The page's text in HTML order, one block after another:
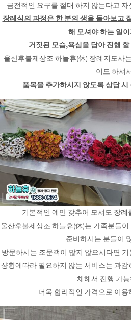
금전적인 요구를 절대 하지 않는다고
장레식의 과정은 한 분의 생을 돌아보고
해 모셔야 하는 일이
거짓된 모습,욕심을 담아 진행
울산후불제상조 하늘휴(休) 장례지도사
이드 하셔
품목을 추가하시지 않도록 상담
기본적인 예만 갖추어 모셔도 장례
울산후불제상조 하늘휴(休)는 가족분들
준비하시는 분들이
방문하시는 조문객이 많지 않으시다면
샹황에따라 필요하지 않는 서비스는 과
체해서 진행 가
더욱 합리적인 가격으로 이